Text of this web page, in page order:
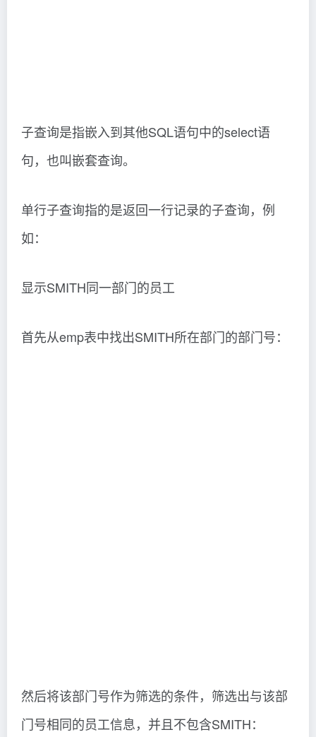
子查询是指嵌入到其他SQL语句中的select语
句，也叫嵌套查询。
单行子查询指的是返回一行记录的子查询，例
如：
显示SMITH同一部门的员工
首先从emp表中找出SMITH所在部门的部门号：
然后将该部门号作为筛选的条件，筛选出与该部
门号相同的员工信息，并且不包含SMITH：